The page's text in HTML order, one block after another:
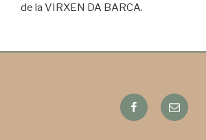
de la VIRXEN DA BARCA.
FacebookEmail